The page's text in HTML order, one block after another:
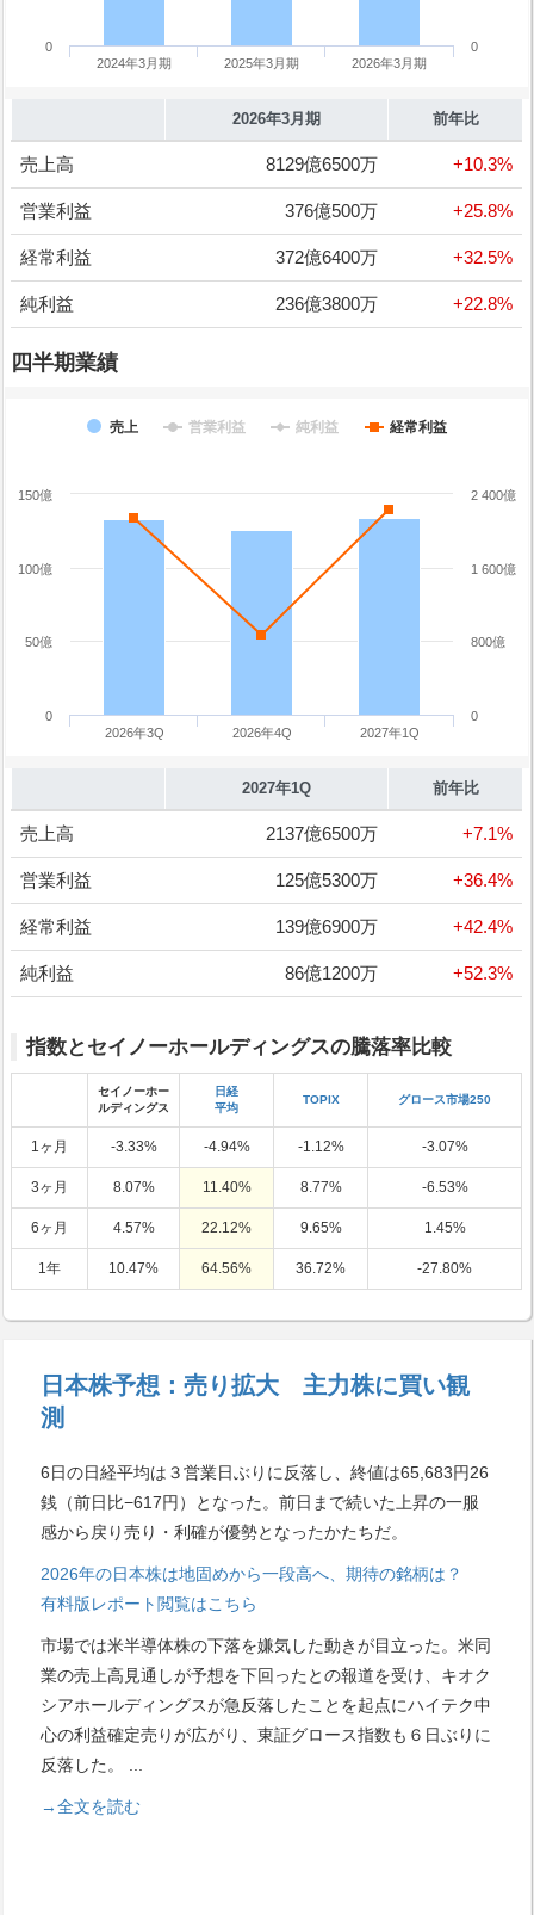
2024年3月期 2025年3月期 2026年3月期
0
0
2026年3月期 前年比
売上高 8129億6500万 +10.3%
営業利益 376億500万 +25.8%
経常利益 372億6400万 +32.5%
純利益 236億3800万 +22.8%
四半期業績
売上 営業利益 純利益 経常利益
2026年3Q 2026年4Q 2027年1Q
0
800億
1 600億
2 400億
0
50億
100億
150億
2027年1Q 前年比
売上高 2137億6500万 +7.1%
営業利益 125億5300万 +36.4%
経常利益 139億6900万 +42.4%
純利益 86億1200万 +52.3%
指数とセイノーホールディングスの騰落率比較
セイノーホー
ルディングス
日経
平均
TOPIX グロース市場250
1ヶ月 -3.33% -4.94% -1.12% -3.07%
3ヶ月 8.07% 11.40% 8.77% -6.53%
6ヶ月 4.57% 22.12% 9.65% 1.45%
1年 10.47% 64.56% 36.72% -27.80%
日本株予想：売り拡大 主力株に買い観
測
6日の日経平均は３営業日ぶりに反落し、終値は65,683円26
銭（前日比−617円）となった。前日まで続いた上昇の一服
感から戻り売り・利確が優勢となったかたちだ。
2026年の日本株は地固めから一段高へ、期待の銘柄は？
有料版レポート閲覧はこちら
市場では米半導体株の下落を嫌気した動きが目立った。米同
業の売上高見通しが予想を下回ったとの報道を受け、キオク
シアホールディングスが急反落したことを起点にハイテク中
心の利益確定売りが広がり、東証グロース指数も６日ぶりに
反落した。
...
→全文を読む